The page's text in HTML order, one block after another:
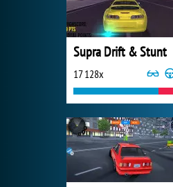
Supra Drift & Stunt
17 128x